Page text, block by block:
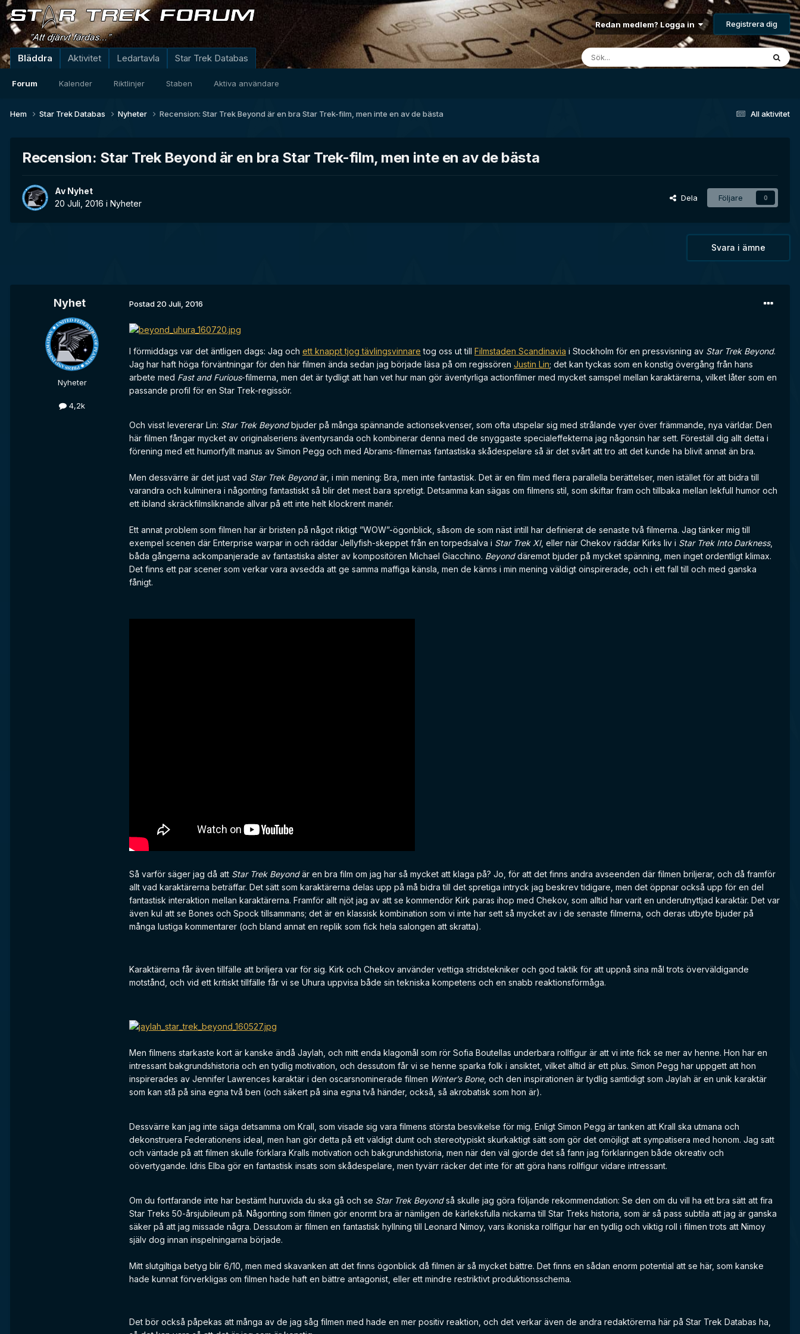
Redan medlem? Logga in Registrera dig
Bläddra
Forum Kalender Riktlinjer Staben Aktiva användare
Aktivitet Ledartavla Star Trek Databas
All aktivitet
Hem Star Trek Databas Nyheter Recension: Star Trek Beyond är en bra Star Trek-film, men inte en av de bästa
Recension: Star Trek Beyond är en bra Star Trek-film, men inte en av de bästa
Av Nyhet
20 Juli, 2016 i Nyheter
Dela Följare 0
Svara i ämne
Nyhet
Nyheter
4,2k
Postad 20 Juli, 2016
I förmiddags var det äntligen dags: Jag och ett knappt tjog tävlingsvinnare tog oss ut till Filmstaden Scandinavia i Stockholm för en pressvisning av Star Trek Beyond.
Jag har haft höga förväntningar för den här filmen ända sedan jag började läsa på om regissören Justin Lin; det kan tyckas som en konstig övergång från hans
arbete med Fast and Furious-filmerna, men det är tydligt att han vet hur man gör äventyrliga actionfilmer med mycket samspel mellan karaktärerna, vilket låter som en
passande profil för en Star Trek-regissör.
Och visst levererar Lin: Star Trek Beyondbjuder på många spännande actionsekvenser, som ofta utspelar sig med strålande vyer över främmande, nya världar. Den
här filmen fångar mycket av originalseriens äventyrsanda och kombinerar denna med de snyggaste specialeffekterna jag någonsin har sett. Föreställ dig allt detta i
förening med ett humorfyllt manus av Simon Pegg och med Abrams-filmernas fantastiska skådespelare så är det svårt att tro att det kunde ha blivit annat än bra.
Men dessvärre är det just vad Star Trek Beyondär, i min mening: Bra, men inte fantastisk. Det är en film med flera parallella berättelser, men istället för att bidra till
varandra och kulminera i någonting fantastiskt så blir det mest bara spretigt. Detsamma kan sägas om filmens stil, som skiftar fram och tillbaka mellan lekfull humor och
ett ibland skräckfilmsliknande allvar på ett inte helt klockrent manér.
Ett annat problem som filmen har är bristen på något riktigt ”WOW”-ögonblick, såsom de som näst intill har definierat de senaste två filmerna. Jag tänker mig till
exempel scenen där Enterprise warpar in och räddar Jellyfish-skeppet från en torpedsalva i Star Trek XI, eller när Chekov räddar Kirks liv i Star Trek Into Darkness,
båda gångerna ackompanjerade av fantastiska alster av kompositören Michael Giacchino. Beyonddäremot bjuder på mycket spänning, men inget ordentligt klimax.
Det finns ett par scener som verkar vara avsedda att ge samma maffiga känsla, men de känns i min mening väldigt oinspirerade, och i ett fall till och med ganska
fånigt.
Så varför säger jag då att Star Trek Beyondär en bra film om jag har så mycket att klaga på? Jo, för att det finns andra avseenden där filmen briljerar, och då framför
allt vad karaktärerna beträffar. Det sätt som karaktärerna delas upp på må bidra till det spretiga intryck jag beskrev tidigare, men det öppnar också upp för en del
fantastisk interaktion mellan karaktärerna. Framför allt njöt jag av att se kommendör Kirk paras ihop med Chekov, som alltid har varit en underutnyttjad karaktär. Det var
även kul att se Bones och Spock tillsammans; det är en klassisk kombination som vi inte har sett så mycket av i de senaste filmerna, och deras utbyte bjuder på
många lustiga kommentarer (och bland annat en replik som fick hela salongen att skratta).
Karaktärerna får även tillfälle att briljera var för sig. Kirk och Chekov använder vettiga stridstekniker och god taktik för att uppnå sina mål trots överväldigande
motstånd, och vid ett kritiskt tillfälle får vi se Uhura uppvisa både sin tekniska kompetens och en snabb reaktionsförmåga.
Men filmens starkaste kort är kanske ändå Jaylah, och mitt enda klagomål som rör Sofia Boutellas underbara rollfigur är att vi inte fick se mer av henne. Hon har en
intressant bakgrundshistoria och en tydlig motivation, och dessutom får vi se henne sparka folk i ansiktet, vilket alltid är ett plus. Simon Pegg har uppgett att hon
inspirerades av Jennifer Lawrences karaktär i den oscarsnominerade filmen Winter’s Bone, och den inspirationen är tydlig samtidigt som Jaylah är en unik karaktär
som kan stå på sina egna två ben (och säkert på sina egna två händer, också, så akrobatisk som hon är).
Dessvärre kan jag inte säga detsamma om Krall, som visade sig vara filmens största besvikelse för mig. Enligt Simon Pegg är tanken att Krall ska utmana och
dekonstruera Federationens ideal, men han gör detta på ett väldigt dumt och stereotypiskt skurkaktigt sätt som gör det omöjligt att sympatisera med honom. Jag satt
och väntade på att filmen skulle förklara Kralls motivation och bakgrundshistoria, men när den väl gjorde det så fann jag förklaringen både okreativ och
oövertygande. Idris Elba gör en fantastisk insats som skådespelare, men tyvärr räcker det inte för att göra hans rollfigur vidare intressant.
Om du fortfarande inte har bestämt huruvida du ska gå och se Star Trek Beyondså skulle jag göra följande rekommendation: Se den om du vill ha ett bra sätt att fira
Star Treks 50-årsjubileum på. Någonting som filmen gör enormt bra är nämligen de kärleksfulla nickarna till Star Treks historia, som är så pass subtila att jag är ganska
säker på att jag missade några. Dessutom är filmen en fantastisk hyllning till Leonard Nimoy, vars ikoniska rollfigur har en tydlig och viktig roll i filmen trots att Nimoy
själv dog innan inspelningarna började.
Mitt slutgiltiga betyg blir 6/10, men med skavanken att det finns ögonblick då filmen är så mycket bättre. Det finns en sådan enorm potential att se här, som kanske
hade kunnat förverkligas om filmen hade haft en bättre antagonist, eller ett mindre restriktivt produktionsschema.
Det bör också påpekas att många av de jag såg filmen med hade en mer positiv reaktion, och det verkar även de andra redaktörerna här på Star Trek Databas ha,